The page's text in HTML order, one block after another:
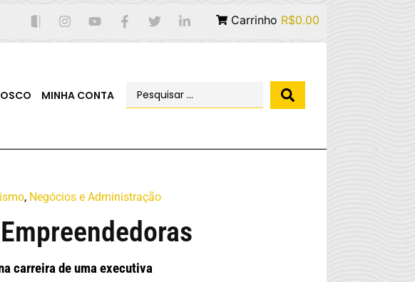
Carrinho R$0.00
MINHA CONTA
, Negócios e Administração
carreira de uma executiva